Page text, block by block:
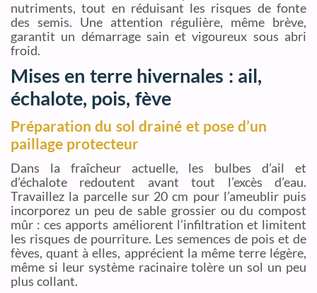
nutriments, tout en réduisant les risques de fonte
des semis. Une attention régulière, même brève,
garantit un démarrage sain et vigoureux sous abri
froid.
Mises en terre hivernales : ail,
échalote, pois, fève
Préparation du sol drainé et pose d’un
paillage protecteur
Dans la fraîcheur actuelle, les bulbes d’ail et
d’échalote redoutent avant tout l’excès d’eau.
Travaillez la parcelle sur 20 cm pour l’ameublir puis
incorporez un peu de sable grossier ou du compost
mûr : ces apports améliorent l’infiltration et limitent
les risques de pourriture. Les semences de pois et de
fèves, quant à elles, apprécient la même terre légère,
même si leur système racinaire tolère un sol un peu
plus collant.